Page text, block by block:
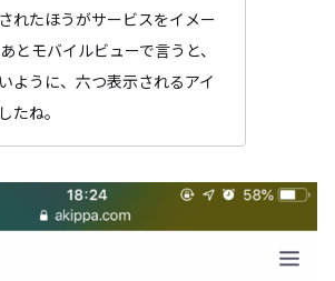
れたほうがサービスをイメー
とモバイルビューで言うと、
ように、六つ表示されるアイ
たね。